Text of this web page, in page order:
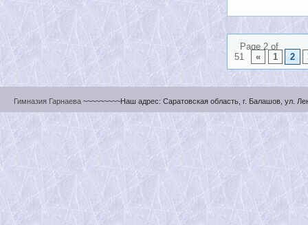
Page 2 of
51
« 1 2
Гимназия Гарнаева ~~~~~~~~~Наш адрес: Саратовская область, г. Балашов, ул.